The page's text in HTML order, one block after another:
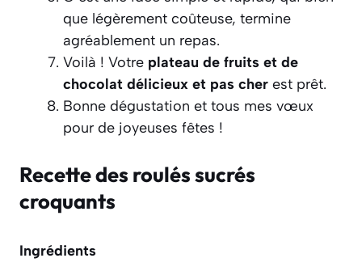
que légèrement coûteuse, termine
agréablement un repas.
Voilà ! Votre plateau de fruits et de
chocolat délicieux et pas cher est prêt.
Bonne dégustation et tous mes vœux
pour de joyeuses fêtes !
Recette des roulés sucrés
croquants
Ingrédients